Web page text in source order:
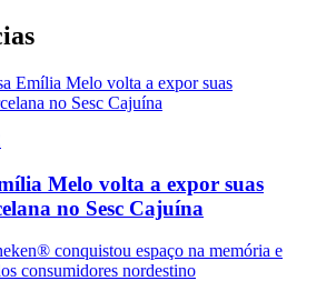
Melo volta a expor suas
no Sesc Cajuína